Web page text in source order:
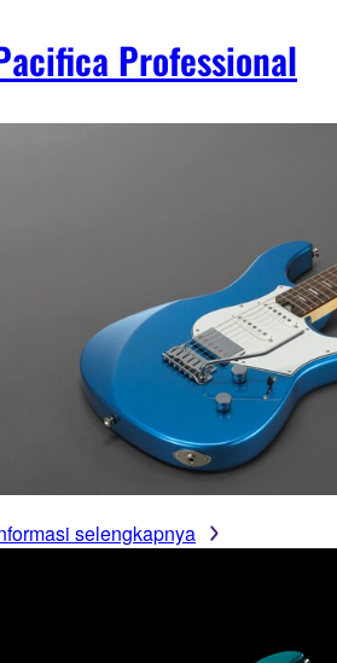
Professional
selengkapnya